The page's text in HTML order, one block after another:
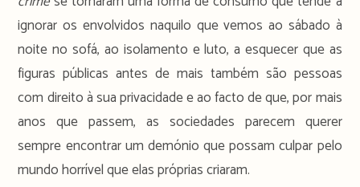
ignorar os envolvidos naquilo que vemos ao sábado à
noite no sofá, ao isolamento e luto, a esquecer que as
figuras públicas antes de mais também são pessoas
com direito à sua privacidade e ao facto de que, por mais
anos que passem, as sociedades parecem querer
sempre encontrar um demónio que possam culpar pelo
mundo horrível que elas próprias criaram.